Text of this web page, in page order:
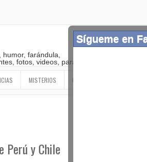
farándula,
fotos, videos, paranormal
MISTERIOS OTROS
Perú y Chile